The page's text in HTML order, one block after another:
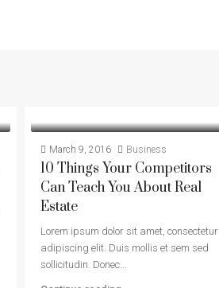
March 9, 2016 Business
10 Things Your Competitors
Can Teach You About Real
Estate
Lorem ipsum dolor sit amet, consectetur
adipiscing elit. Duis mollis et sem sed
sollicitudin. Donec...